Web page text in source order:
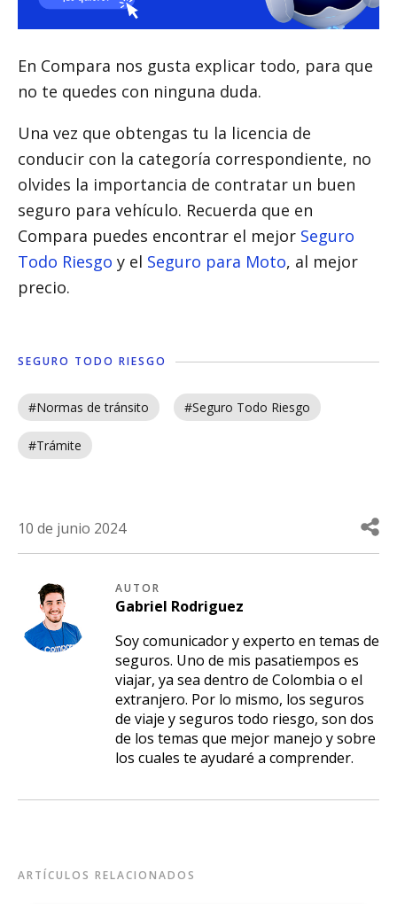
En Compara nos gusta explicar todo, para que
no te quedes con ninguna duda.
Una vez que obtengas tu la licencia de
conducir con la categoría correspondiente, no
olvides la importancia de contratar un buen
seguro para vehículo. Recuerda que en
Compara puedes encontrar el mejor Seguro
Todo Riesgo y el Seguro para Moto, al mejor
precio.
SEGURO TODO RIESGO
#Normas de tránsito #Seguro Todo Riesgo
#Trámite
10 de junio 2024
AUTOR
Gabriel Rodriguez
Soy comunicador y experto en temas de
seguros. Uno de mis pasatiempos es
viajar, ya sea dentro de Colombia o el
extranjero. Por lo mismo, los seguros
de viaje y seguros todo riesgo, son dos
de los temas que mejor manejo y sobre
los cuales te ayudaré a comprender.
ARTÍCULOS RELACIONADOS